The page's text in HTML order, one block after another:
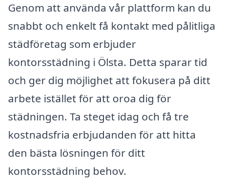
Genom att använda vår plattform kan du
snabbt och enkelt få kontakt med pålitliga
städföretag som erbjuder
kontorsstädning i Ölsta. Detta sparar tid
och ger dig möjlighet att fokusera på ditt
arbete istället för att oroa dig för
städningen. Ta steget idag och få tre
kostnadsfria erbjudanden för att hitta
den bästa lösningen för ditt
kontorsstädning behov.